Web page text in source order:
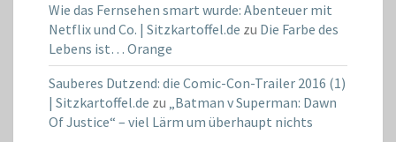
Wie das Fernsehen smart wurde: Abenteuer mit
Netflix und Co. | Sitzkartoffel.de zu Die Farbe des
Lebens ist… Orange
Sauberes Dutzend: die Comic-Con-Trailer 2016 (1)
| Sitzkartoffel.de zu „Batman v Superman: Dawn
Of Justice“ – viel Lärm um überhaupt nichts